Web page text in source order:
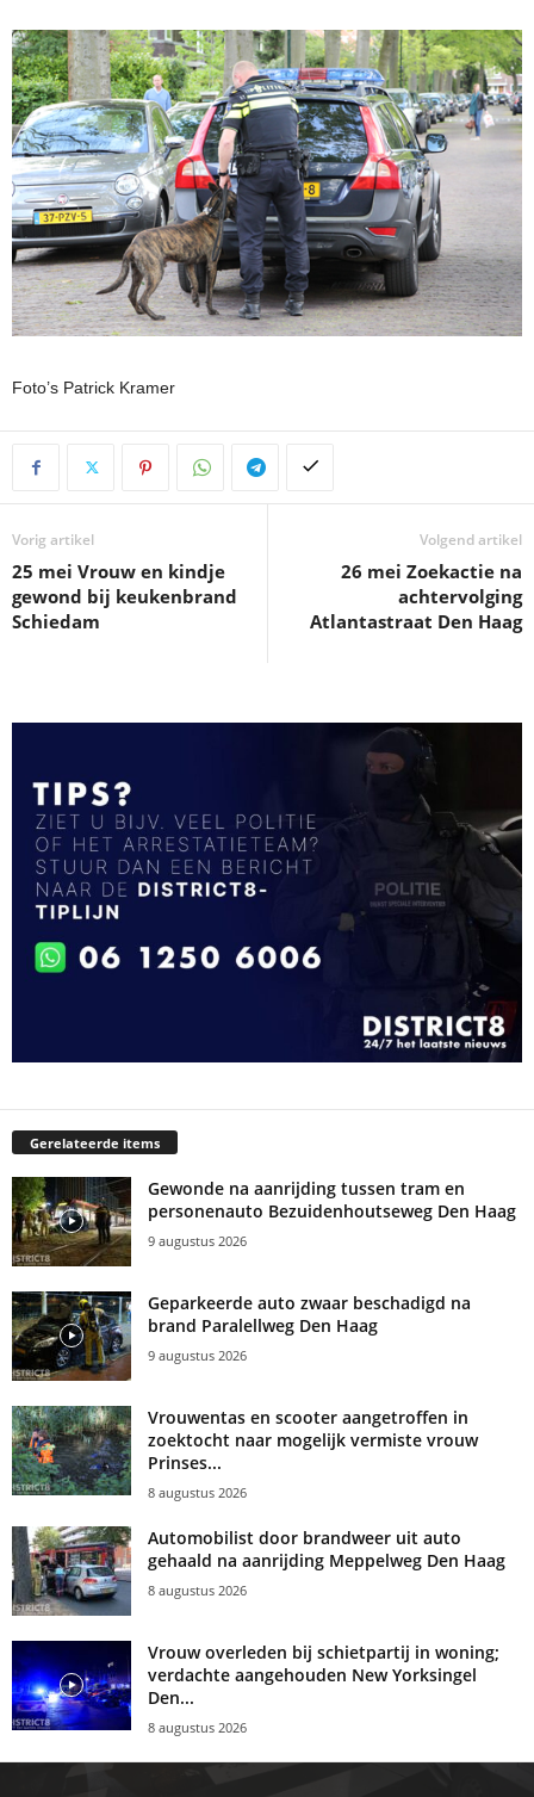
Foto’s Patrick Kramer
Vorig artikel
25 mei Vrouw en kindje
gewond bij keukenbrand
Schiedam
Volgend artikel
26 mei Zoekactie na
achtervolging
Atlantastraat Den Haag
Gerelateerde items
Gewonde na aanrijding tussen tram en
personenauto Bezuidenhoutseweg Den Haag
9 augustus 2026
Geparkeerde auto zwaar beschadigd na
brand Paralellweg Den Haag
9 augustus 2026
Vrouwentas en scooter aangetroffen in
zoektocht naar mogelijk vermiste vrouw
Prinses...
8 augustus 2026
Automobilist door brandweer uit auto
gehaald na aanrijding Meppelweg Den Haag
8 augustus 2026
Vrouw overleden bij schietpartij in woning;
verdachte aangehouden New Yorksingel
Den...
8 augustus 2026